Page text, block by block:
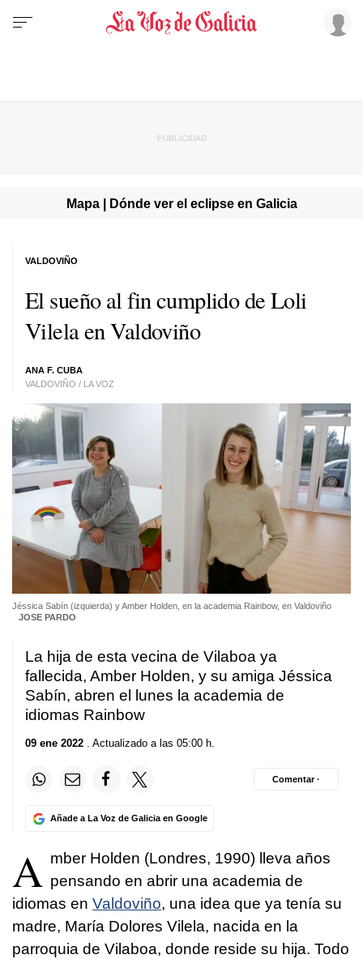
Mapa | Dónde ver el eclipse en Galicia
El sueño al fin cumplido de Loli
Vilela en Valdoviño
ANA F. CUBA
VALDOVIÑO / LA VOZ
VALDOVIÑO
Jéssica Sabín (izquierda) y Amber Holden, en la academia Rainbow, en Valdoviño
JOSE PARDO
La hija de esta vecina de Vilaboa ya
fallecida, Amber Holden, y su amiga Jéssica
Sabín, abren el lunes la academia de
idiomas Rainbow
09 ene 2022 . Actualizado a las 05:00 h.
Añade a La Voz de Galicia en Google
Comentar ·
A mber Holden (Londres, 1990) lleva años
pensando en abrir una academia de
idiomas en Valdoviño, una idea que ya tenía su
madre, María Dolores Vilela, nacida en la
parroquia de Vilaboa, donde reside su hija. Todo